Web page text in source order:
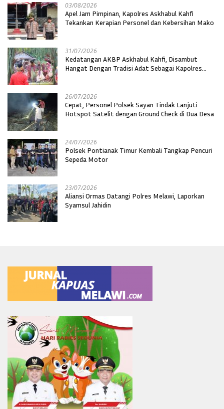
03/08/2026
Apel Jam Pimpinan, Kapolres Askhabul Kahfi
Tekankan Kerapian Personel dan Kebersihan Mako
31/07/2026
Kedatangan AKBP Askhabul Kahfi, Disambut
Hangat Dengan Tradisi Adat Sebagai Kapolres
26/07/2026
Cepat, Personel Polsek Sayan Tindak Lanjuti
Hotspot Satelit dengan Ground Check di Dua Desa
24/07/2026
Polsek Pontianak Timur Kembali Tangkap Pencuri
Sepeda Motor
23/07/2026
Aliansi Ormas Datangi Polres Melawi, Laporkan
Syamsul Jahidin